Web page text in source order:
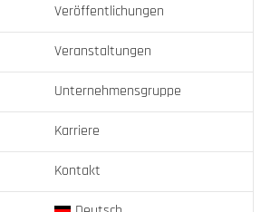
Veröffentlichungen
Veranstaltungen
Unternehmensgruppe
Karriere
Kontakt